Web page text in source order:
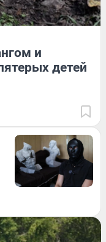
и
детей